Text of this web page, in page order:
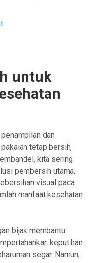
untuk
dan
tetap bersih,
kita sering
pembersih utama.
visual pada
manfaat kesehatan
bijak membantu
keputihan
segar. Namun,